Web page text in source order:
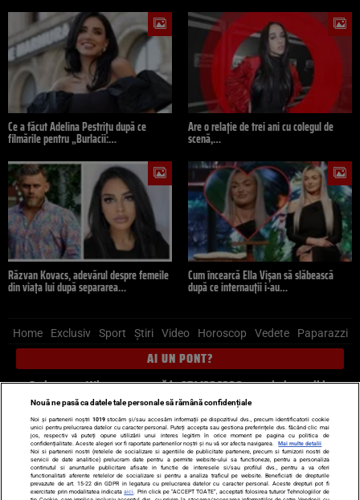
Ce a făcut Adelina Pestrițu după ce
filmările pentru „Burlacii:…
Are o relație de trei ani cu colegul de
scenă,…
Răzvan Kovacs, adevărul despre femeile
din viața lui după separarea…
Cum încearcă Ella Vișan să slăbească
după ce internauții i-au…
Home Exclusiv Sport Știri Video Horoscop Vedete Paparazzi
AI UN PONT?
Scrie-ne pe Whatsapp, sună la 0741226226 sau trimite mail la
pont@cancan.ro
Știri interne Știri externe
Politică
Ultimele stiri
Diete Insula Iubirii Dictionar de vise
LIFE STYLE
Horoscop
Nouă ne pasă ca datele tale personale să rămână confidențiale
Noi și partenerii noștri 1019stocăm și/sau accesăm informații pe dispozitivul dvs., precum identificatorii cookie
unici pentru prelucrarea datelor cu caracter personal. Puteți accepta sau gestiona preferințele dvs. făcând clic mai
jos, respectiv vă puteți opune utilizării unui interes legitim în orice moment pe pagina cu politica de
confidențialitate. Aceste alegeri vor fi raportate partenerilor noștri și nu vă vor afecta navigarea.
Mai multe detalii
Noi si partenerii nostri (retelele de socializare si agentiile de publicitate partenere, precum si furnizorii nostri de
servicii de date analitice) prelucram date pentru a permite website-ului sa functioneze, pentru a personaliza
continutul si anunturile publicitare afisate in functie de interesele si/sau profilul dvs., pentru a va oferi
functionalitati aferente retelelor de socializare si pentru a analiza traficul pe website. Beneficiati de drepturile
prevazute de art. 15-22 din GDPR in legatura cu prelucrarea datelor cu caracter personal. Aceste drepturi pot fi
exercitate prin modalitatea indicataaici . Prin click pe “ACCEPT TOATE”, acceptati folosirea tuturor Tehnologiilor de